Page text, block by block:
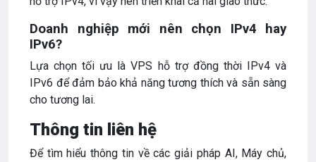
Doanh nghiệp mới nên chọn IPv4 hay
IPv6?
Lựa chọn tối ưu là VPS hỗ trợ đồng thời IPv4 và
IPv6 để đảm bảo khả năng tương thích và sẵn sàng
cho tương lai.
Thông tin liên hệ
Để tìm hiểu thông tin về các giải pháp AI, Máy chủ,